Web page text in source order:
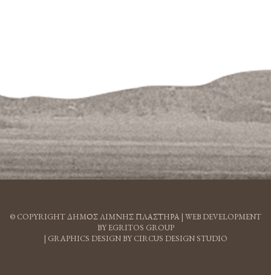
© COPYRIGHT ΔΗΜΟΣ ΛΙΜΝΗΣ ΠΛΑΣΤΗΡΑ | WEB DEVELOPMENT
BY EGRITOS GROUP
| GRAPHICS DESIGN BY CIRCUS DESIGN STUDIO